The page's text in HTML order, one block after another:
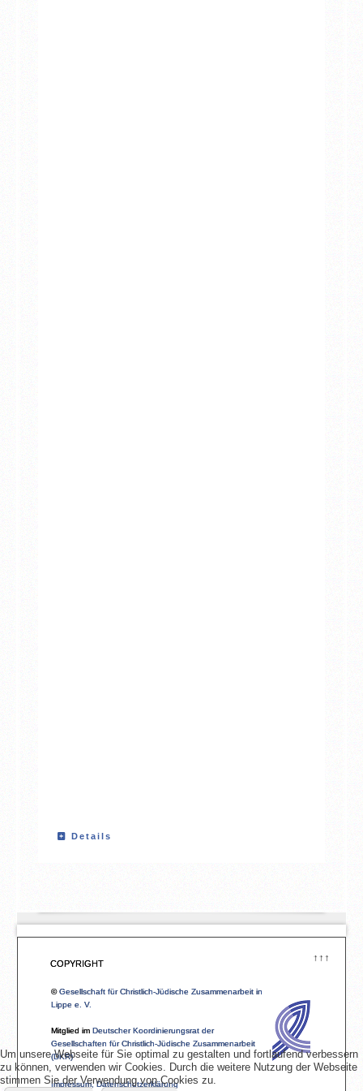
↑↑↑
COPYRIGHT
©Gesellschaft für Christlich-Jüdische Zusammenarbeit in
Lippe e. V.
Mitglied im Deutscher Koordinierungsrat der
Gesellschaften für Christlich-Jüdische Zusammenarbeit
(DKR)
Impressum, Datenschutzerklärung
Details
Um unsere Webseite für Sie optimal zu gestalten und fortlaufend verbessern
zu können, verwenden wir Cookies. Durch die weitere Nutzung der Webseite
stimmen Sie der Verwendung von Cookies zu.